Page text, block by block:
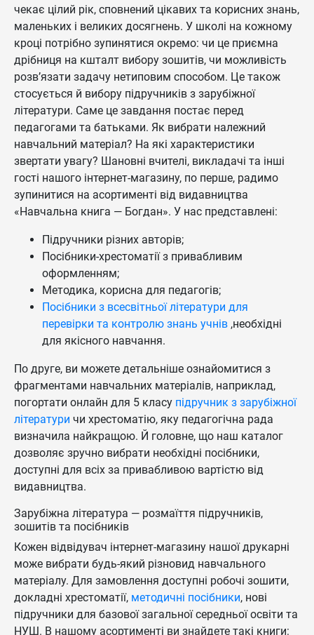
чекає цілий рік, сповнений цікавих та корисних знань,
маленьких і великих досягнень. У школі на кожному
кроці потрібно зупинятися окремо: чи це приємна
дрібниця на кшталт вибору зошитів, чи можливість
розв’язати задачу нетиповим способом. Це також
стосується й вибору підручників з зарубіжної
літератури. Саме це завдання постає перед
педагогами та батьками. Як вибрати належний
навчальний матеріал? На які характеристики
звертати увагу? Шановні вчителі, викладачі та інші
гості нашого інтернет-магазину, по перше, радимо
зупинитися на асортименті від видавництва
«Навчальна книга — Богдан». У нас представлені:
Підручники різних авторів;
Посібники-хрестоматії з привабливим
оформленням;
Методика, корисна для педагогів;
Посібники з всесвітньої літератури для
перевірки та контролю знань учнів ,необхідні
для якісного навчання.
По друге, ви можете детальніше ознайомитися з
фрагментами навчальних матеріалів, наприклад,
погортати онлайн для 5 класу підручник з зарубіжної
літератури чи хрестоматію, яку педагогічна рада
визначила найкращою. Й головне, що наш каталог
дозволяє зручно вибрати необхідні посібники,
доступні для всіх за привабливою вартістю від
видавництва.
Зарубіжна література — розмаїття підручників,
зошитів та посібників
Кожен відвідувач інтернет-магазину нашої друкарні
може вибрати будь-який різновид навчального
матеріалу. Для замовлення доступні робочі зошити,
докладні хрестоматії, методичні посібники, нові
підручники для базової загальної середньої освіти та
НУШ. В нашому асортименті ви знайдете такі книги: